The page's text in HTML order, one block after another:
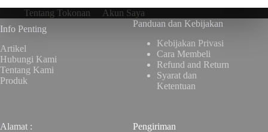
Tentang Tokonan
Akun Saya
Info Penting
Artikel
Hubungi Kami
Tentang Kami
Produk
Panduan dan Kebijakan
Kebijakan Privasi
Cara Membeli
Refund and Return
Syarat dan
Ketentuan
Alamat :
Pengiriman